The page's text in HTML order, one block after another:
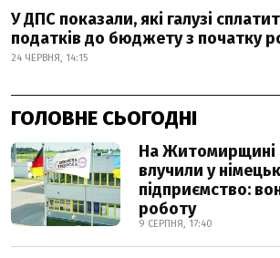
У ДПС показали, які галузі
податків до бюджету з початку
24 ЧЕРВНЯ, 14:15
ГОЛОВНЕ СЬОГОДНІ
На Житомирщині
влучили у
підприємство:
роботу
9 СЕРПНЯ, 17:40